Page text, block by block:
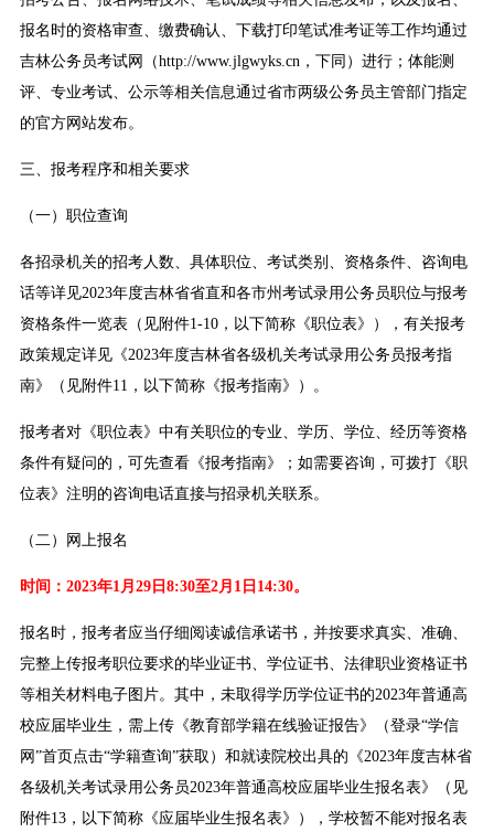
报名时的资格审查、缴费确认、下载打印笔试准考证等工作均通过
吉林公务员考试网（http://www.jlgwyks.cn，下同）进行；体能测
评、专业考试、公示等相关信息通过省市两级公务员主管部门指定
的官方网站发布。
三、报考程序和相关要求
（一）职位查询
各招录机关的招考人数、具体职位、考试类别、资格条件、咨询电
话等详见2023年度吉林省省直和各市州考试录用公务员职位与报考
资格条件一览表（见附件1-10，以下简称《职位表》），有关报考
政策规定详见《2023年度吉林省各级机关考试录用公务员报考指
南》（见附件11，以下简称《报考指南》）。
报考者对《职位表》中有关职位的专业、学历、学位、经历等资格
条件有疑问的，可先查看《报考指南》；如需要咨询，可拨打《职
位表》注明的咨询电话直接与招录机关联系。
（二）网上报名
时间：2023年1月29日8:30至2月1日14:30。
报名时，报考者应当仔细阅读诚信承诺书，并按要求真实、准确、
完整上传报考职位要求的毕业证书、学位证书、法律职业资格证书
等相关材料电子图片。其中，未取得学历学位证书的2023年普通高
校应届毕业生，需上传《教育部学籍在线验证报告》（登录“学信
网”首页点击“学籍查询”获取）和就读院校出具的《2023年度吉林省
各级机关考试录用公务员2023年普通高校应届毕业生报名表》（见
附件13，以下简称《应届毕业生报名表》），学校暂不能对报名表